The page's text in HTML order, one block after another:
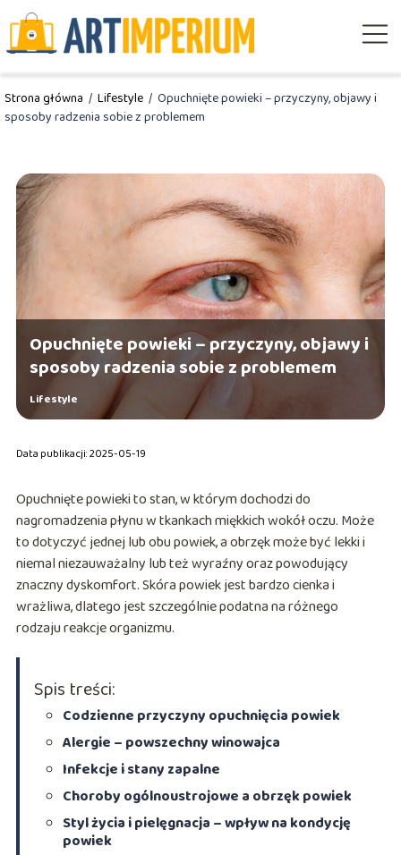
Strona główna / Lifestyle / Opuchnięte powieki – przyczyny, objawy i
sposoby radzenia sobie z problemem
Opuchnięte powieki – przyczyny, objawy i
sposoby radzenia sobie z problemem
Lifestyle
Data publikacji: 2025-05-19
Opuchnięte powieki to stan, w którym dochodzi do
nagromadzenia płynu w tkankach miękkich wokół oczu. Może
to dotyczyć jednej lub obu powiek, a obrzęk może być lekki i
niemal niezauważalny lub też wyraźny oraz powodujący
znaczny dyskomfort. Skóra powiek jest bardzo cienka i
wrażliwa, dlatego jest szczególnie podatna na różnego
rodzaju reakcje organizmu.
Spis treści:
Codzienne przyczyny opuchnięcia powiek
Alergie – powszechny winowajca
Infekcje i stany zapalne
Choroby ogólnoustrojowe a obrzęk powiek
Styl życia i pielęgnacja – wpływ na kondycję
powiek